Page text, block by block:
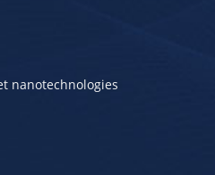
nanotechnologies